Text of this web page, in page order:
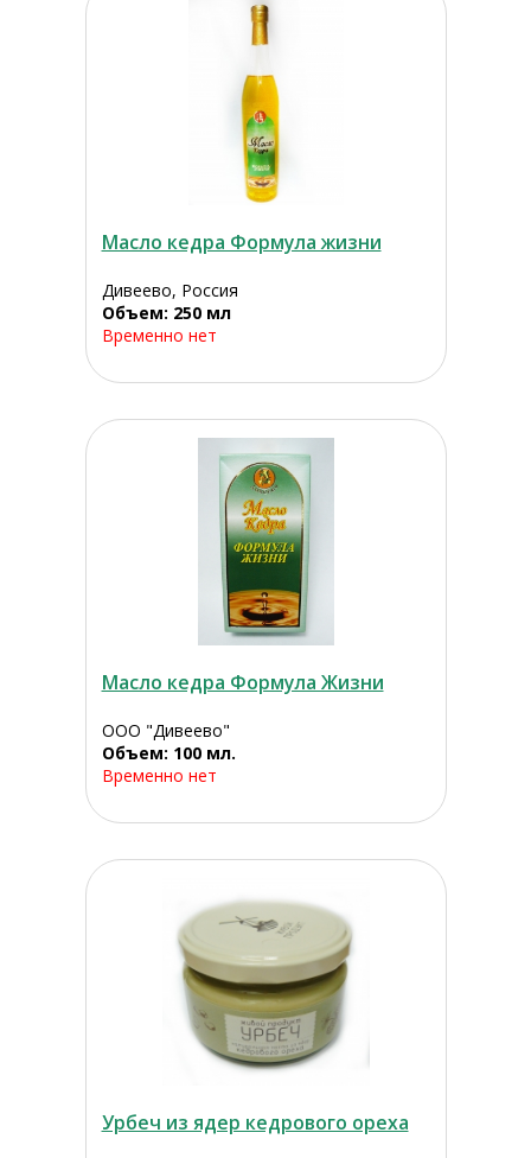
Масло кедра Формула жизни
Дивеево, Россия
Объем: 250 мл
Временно нет
Масло кедра Формула Жизни
ООО "Дивеево"
Объем: 100 мл.
Временно нет
Урбеч из ядер кедрового ореха